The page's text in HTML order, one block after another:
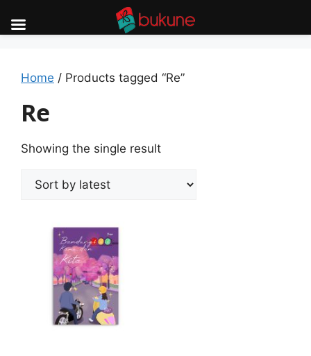
content
Home / Products tagged “Re”
Re
Showing the single result